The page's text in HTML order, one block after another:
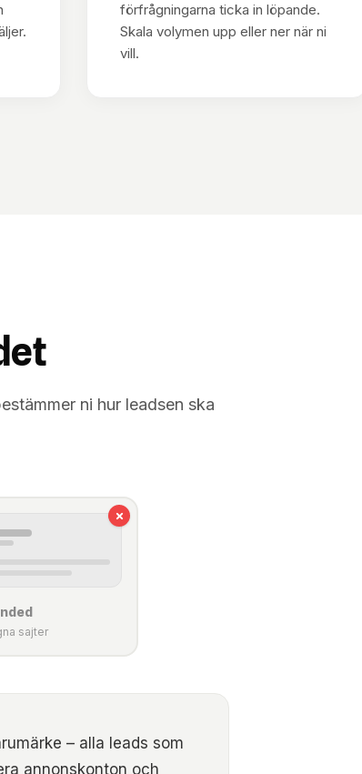
förfrågningarna ticka in löpande.
Skala volymen upp eller ner när ni
vill.
ni hur leadsen ska
sajter
– alla leads som
annonskonton och